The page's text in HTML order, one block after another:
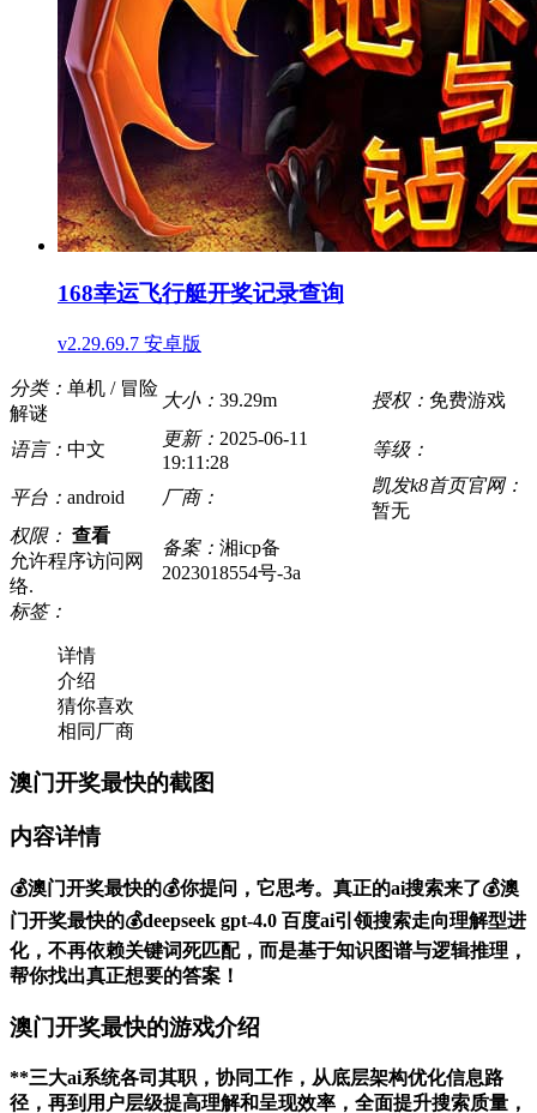
168幸运飞行艇开奖记录查询
v2.29.69.7 安卓版
分类： 单机 / 冒险
解谜
大小： 39.29m 授权： 免费游戏
语言： 中文
更新： 2025-06-11
19:11:28
等级：
平台： android 厂商：
凯发k8首页官网：
暂无
权限： 查看
允许程序访问网
络.
备案： 湘icp备
2023018554号-3a
标签：
详情
介绍
猜你喜欢
相同厂商
澳门开奖最快的截图
内容详情
💰澳门开奖最快的💰你提问，它思考。真正的ai搜索来了💰澳
门开奖最快的💰deepseek gpt-4.0 百度ai引领搜索走向理解型进
化，不再依赖关键词死匹配，而是基于知识图谱与逻辑推理，
帮你找出真正想要的答案！
澳门开奖最快的游戏介绍
**三大ai系统各司其职，协同工作，从底层架构优化信息路
径，再到用户层级提高理解和呈现效率，全面提升搜索质量，